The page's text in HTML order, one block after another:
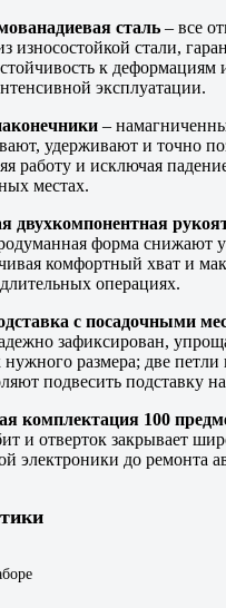
сталь – все
износостойкой стали,
к деформациям
эксплуатации.
–
удерживают и точно
работу и исключая
местах.
двухкомпонентная
форма снижают
комфортный хват и
операциях.
с посадочными
зафиксирован,
нужного размера; две петли
подвесить подставку на
комплектация 100
и отверток закрывает
электроники до ремонта